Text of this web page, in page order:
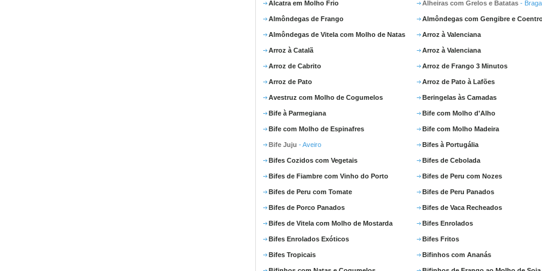
Alcatra em Molho Frio Alheiras com Grelos e Batatas -
Almôndegas de Frango Almôndegas com Gengibre e
Almôndegas de Vitela com Molho de Natas Arroz à Valenciana
Arroz à Catalã Arroz à Valenciana
Arroz de Cabrito Arroz de Frango 3 Minutos
Arroz de Pato Arroz de Pato à Lafões
Avestruz com Molho de Cogumelos Beringelas às Camadas
Bife à Parmegiana Bife com Molho d'Alho
Bife com Molho de Espinafres Bife com Molho Madeira
Bife Juju - Aveiro Bifes à Portugália
Bifes Cozidos com Vegetais Bifes de Cebolada
Bifes de Fiambre com Vinho do Porto Bifes de Peru com Nozes
Bifes de Peru com Tomate Bifes de Peru Panados
Bifes de Porco Panados Bifes de Vaca Recheados
Bifes de Vitela com Molho de Mostarda Bifes Enrolados
Bifes Enrolados Exóticos Bifes Fritos
Bifes Tropicais Bifinhos com Ananás